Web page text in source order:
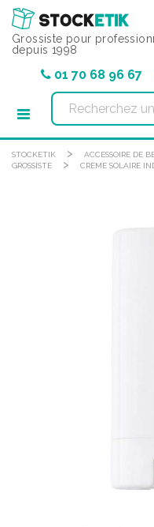
Grossiste pour
depuis 1998
01 70 68 96 67
STOCKETIK > ACCESSOIRE DE
GROSSISTE
> CRÈME SOLAIRE
Panneau de gestion des